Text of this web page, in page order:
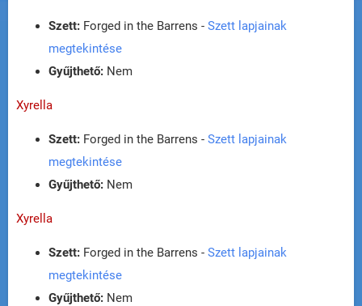
Szett: Forged in the Barrens - Szett lapjainak
megtekintése
Gyűjthető: Nem
Xyrella
Szett: Forged in the Barrens - Szett lapjainak
megtekintése
Gyűjthető: Nem
Xyrella
Szett: Forged in the Barrens - Szett lapjainak
megtekintése
Gyűjthető: Nem